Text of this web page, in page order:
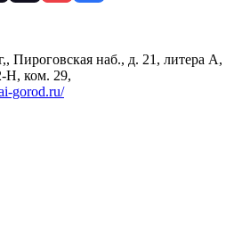
, Пироговская наб., д. 21, литера А,
Н, ком. 29,
gorod.ru/